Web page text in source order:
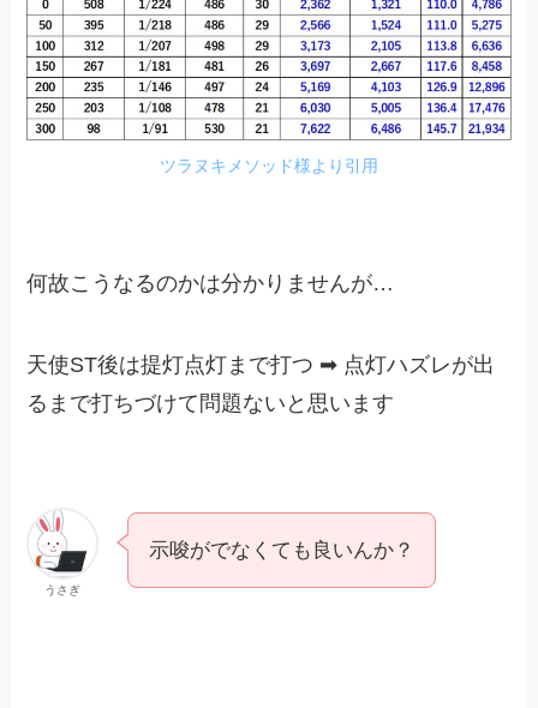
ツラヌキメソッド様より引用
何故こうなるのかは分かりませんが…
天使ST後は提灯点灯まで打つ ➡︎ 点灯ハズレが出
るまで打ちづけて問題ないと思います
うさぎ
示唆がでなくても良いんか？